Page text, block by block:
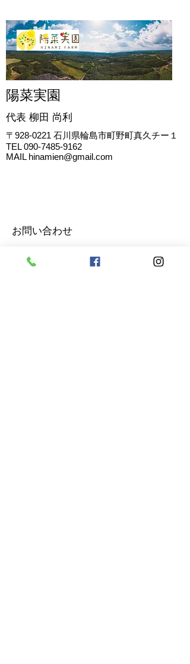
陽菜実園
代表 柳田 尚利
〒928-0221 石川県輪島市町野町真久チー１
TEL090-7485-9162
MAIL hinamien@gmail.com
お問い合わせ